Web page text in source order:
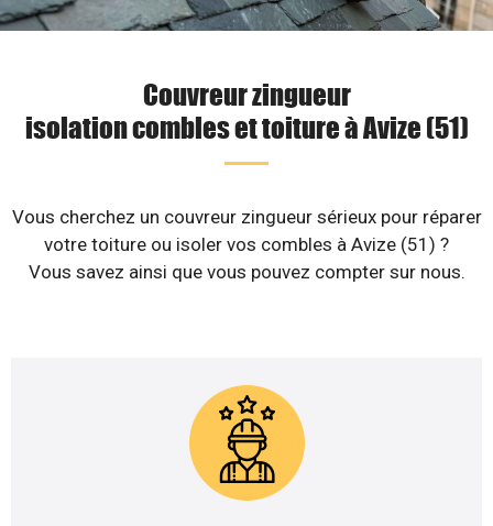
Couvreur zingueur
isolation combles et toiture à Avize (51)
Vous cherchez un couvreur zingueur sérieux pour réparer
votre toiture ou isoler vos combles à Avize (51) ?
Vous savez ainsi que vous pouvez compter sur nous.